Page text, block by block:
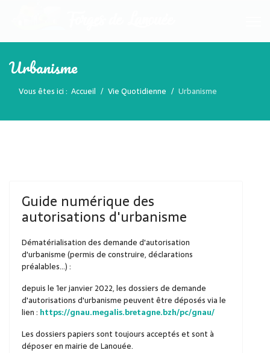
Urbanisme
Vous êtes ici : Accueil Vie Quotidienne Urbanisme
Guide numérique des
autorisations d'urbanisme
Dématérialisation des demande d'autorisation
d'urbanisme (permis de construire, déclarations
préalables…) :
depuis le 1er janvier 2022, les dossiers de demande
d'autorisations d'urbanisme peuvent être déposés via le
lien : https://gnau.megalis.bretagne.bzh/pc/gnau/
Les dossiers papiers sont toujours acceptés et sont à
déposer en mairie de Lanouée.